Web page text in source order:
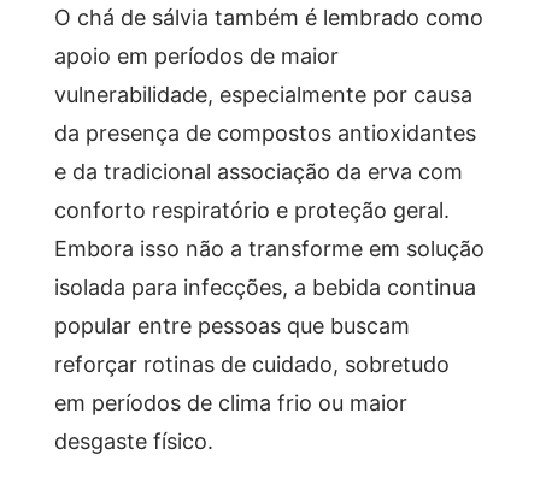
O chá de sálvia também é lembrado como
apoio em períodos de maior
vulnerabilidade, especialmente por causa
da presença de compostos antioxidantes
e da tradicional associação da erva com
conforto respiratório e proteção geral.
Embora isso não a transforme em solução
isolada para infecções, a bebida continua
popular entre pessoas que buscam
reforçar rotinas de cuidado, sobretudo
em períodos de clima frio ou maior
desgaste físico.